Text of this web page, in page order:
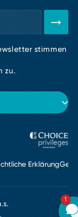
stimmen
zu.
Erklärung
1